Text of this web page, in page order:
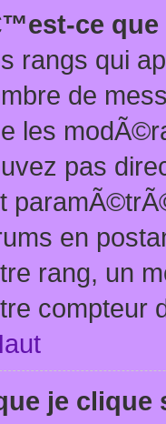
ce
rangs qui
de
les
pas
en
rang, un
compteur
je clique